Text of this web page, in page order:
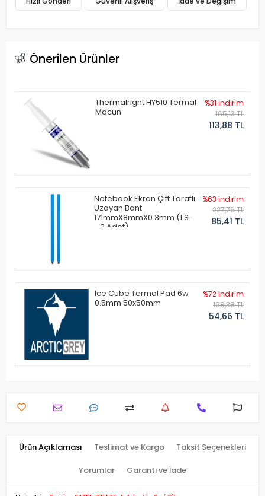
Önerilen Ürünler
Thermalright HY510 Termal
Macun
%31 indirim
165,13 TL
113,88 TL
Notebook Ekran Çift Taraflı
Uzayan Bant
171mmX8mmX0.3mm (1 Set
- 2 Adet)
%63 indirim
227,76 TL
85,41 TL
Ice Cube Termal Pad 6w
0.5mm 50x50mm
%72 indirim
198,38 TL
54,66 TL
Ürün Açıklaması Teslimat ve Kargo Taksit Seçenekleri
Yorumlar Garanti ve İade